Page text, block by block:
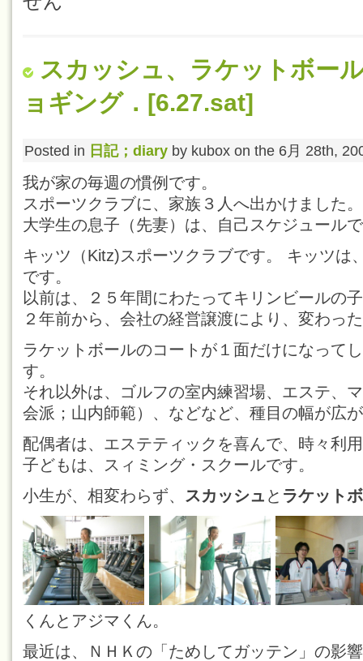
スカッシュ、ラケットボー
ョギング．[6.27.sat]
Posted in 日記；diaryby kubox on the 6月 28th,
我が家の毎週の慣例です。
スポーツクラブに、家族３人へ出かけました。
大学生の息子（先妻）は、自己スケジュール
キッツ（Kitz)スポーツクラブです。 キッツは
です。
以前は、２５年間にわたってキリンビールの
２年前から、会社の経営譲渡により、変わっ
ラケットボールのコートが１面だけになって
す。
それ以外は、ゴルフの室内練習場、エステ、
会派；山内師範）、などなど、種目の幅が広
配偶者は、エステティックを喜んで、時々利
子どもは、スィミング・スクールです。
小生が、相変わらず、
スカッシュ と ラケット
くんとアジマくん。
最近は、ＮＨＫの「ためしてガッテン」の影